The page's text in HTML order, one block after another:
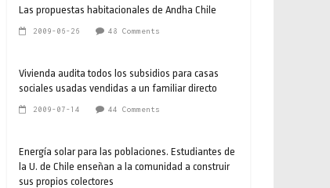
Las propuestas habitacionales de Andha Chile
2009-06-26 48 Comments
Vivienda audita todos los subsidios para casas
sociales usadas vendidas a un familiar directo
2009-07-14 44 Comments
Energía solar para las poblaciones. Estudiantes de
la U. de Chile enseñan a la comunidad a construir
sus propios colectores